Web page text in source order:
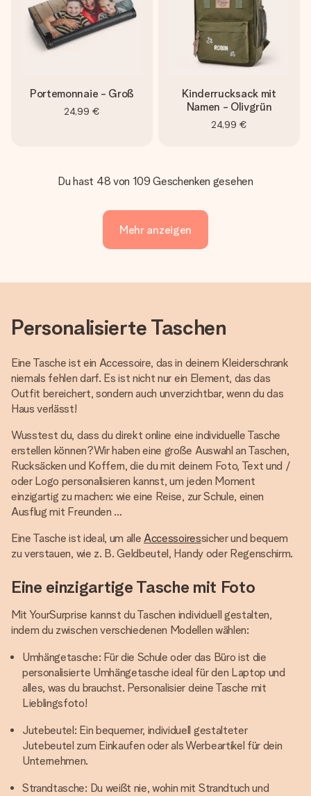
Portemonnaie - Groß
24,99 €
Kinderrucksack mit
Namen - Olivgrün
24,99 €
Du hast 48 von 109 Geschenken gesehen
Mehr anzeigen
Personalisierte Taschen
Eine Tasche ist ein Accessoire, das in deinem Kleiderschrank
niemals fehlen darf. Es ist nicht nur ein Element, das das
Outfit bereichert, sondern auch unverzichtbar, wenn du das
Haus verlässt!
Wusstest du, dass du direkt online eine individuelle Tasche
erstellen können?Wir haben eine große Auswahl an Taschen,
Rucksäcken und Koffern, die du mit deinem Foto, Text und /
oder Logo personalisieren kannst, um jeden Moment
einzigartig zu machen: wie eine Reise, zur Schule, einen
Ausflug mit Freunden ...
Eine Tasche ist ideal, um alleAccessoiressicher und bequem
zu verstauen, wie z. B. Geldbeutel, Handy oder Regenschirm.
Eine einzigartige Tasche mit Foto
Mit YourSurprise kannst du Taschen individuell gestalten,
indem du zwischen verschiedenen Modellen wählen:
Umhängetasche: Für die Schule oder das Büro ist die
personalisierte Umhängetasche ideal für den Laptop und
alles, was du brauchst. Personalisier deine Tasche mit
Lieblingsfoto!
Jutebeutel: Ein bequemer, individuell gestalteter
Jutebeutel zum Einkaufen oder als Werbeartikel für dein
Unternehmen.
Strandtasche: Du weißt nie, wohin mit Strandtuch und